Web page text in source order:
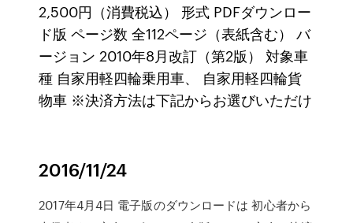
2,500円（消費税込） 形式 PDFダウンロー
ド版 ページ数 全112ページ（表紙含む） バ
ージョン 2010年8月改訂（第2版） 対象車
種 自家用軽四輪乗用車、 自家用軽四輪貨
物車 ※決済方法は下記からお選びいただけ
2016/11/24
2017年4月4日 電子版のダウンロードは 初心者から